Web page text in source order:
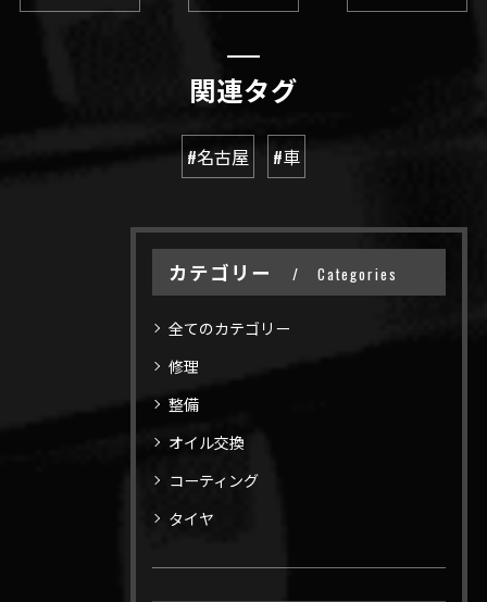
関連タグ
#名古屋 #車
カテゴリー Categories
全てのカテゴリー
修理
整備
オイル交換
コーティング
タイヤ